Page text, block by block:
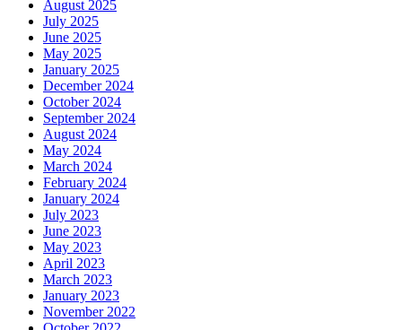
August 2025
July 2025
June 2025
May 2025
January 2025
December 2024
October 2024
September 2024
August 2024
May 2024
March 2024
February 2024
January 2024
July 2023
June 2023
May 2023
April 2023
March 2023
January 2023
November 2022